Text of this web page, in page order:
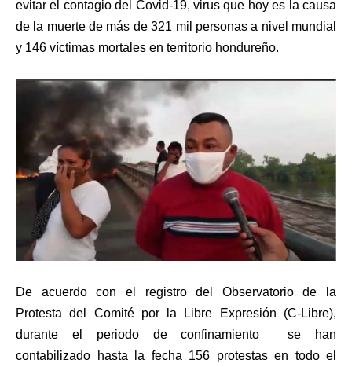
evitar el contagio del Covid-19, virus que hoy es la causa
de la muerte de más de 321 mil personas a nivel mundial
y 146 víctimas mortales en territorio hondureño.
De acuerdo con el registro del Observatorio de la
Protesta del Comité por la Libre Expresión (C-Libre),
durante el periodo de confinamiento se han
contabilizado hasta la fecha 156 protestas en todo el